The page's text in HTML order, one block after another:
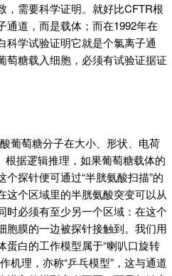
，需要科学证明。就好比CFTR根
通道，而是载体；而在1992年在
科学试验证明它就是个氯离子通
萄糖载入细胞，必须有试验证据证
葡萄糖分子在大小、形状、电荷
据逻辑推理，如果葡萄糖载体的
探针便可通过“半胱氨酸扫描”的
这个区域里的半胱氨酸突变可以从
时必须有至少另一个区域：在这个
胞膜的一边被探针接触到。我们用
白的工作模型属于“喇叭口旋转
机理，亦称“乒乓模型”，这与通道